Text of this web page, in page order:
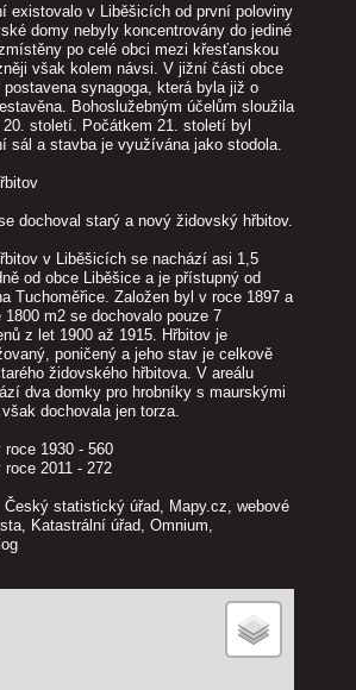
existovalo v Liběšicích od první poloviny
domy nebyly koncentrovány do jediné
po celé obci mezi křesťanskou
však kolem návsi. V jižní části obce
synagoga, která byla již o
Bohoslužebným účelům sloužila
století. Počátkem 21. století byl
sál a stavba je využívána jako stodola.
dochoval starý a nový židovský hřbitov.
v Liběšicích se nachází asi 1,5
od obce Liběšice a je přístupný od
Tuchoměřice. Založen byl v roce 1897 a
m2 se dochovalo pouze 7
z let 1900 až 1915. Hřbitov je
poničený a jeho stav je celkově
židovského hřbitova. V areálu
dva domky pro hrobníky s maurskými
dochovala jen torza.
1930 - 560
2011 - 272
Český statistický úřad, Mapy.cz, webové
Katastrální úřad, Omnium,